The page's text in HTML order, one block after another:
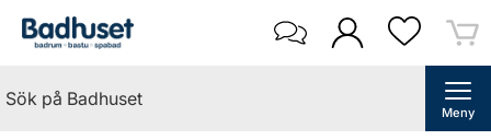
Meny